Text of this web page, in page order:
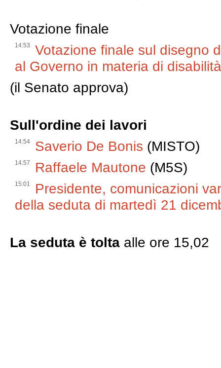
Votazione finale
14:53
Votazione finale sul disegno
al Governo in materia di
(il Senato approva)
Sull'ordine dei lavori
14:54 Saverio De Bonis (MISTO)
14:57 Raffaele Mautone (M5S)
15:01
Presidente, comunicazioni
della seduta di martedì 21
La seduta è tolta alle ore 15,02